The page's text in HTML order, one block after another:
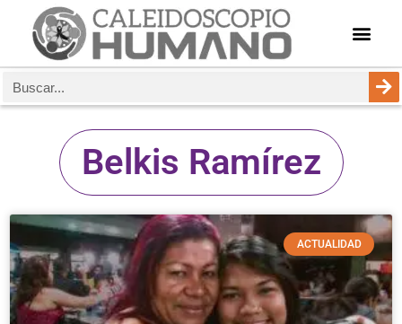
Belkis Ramírez
ACTUALIDAD